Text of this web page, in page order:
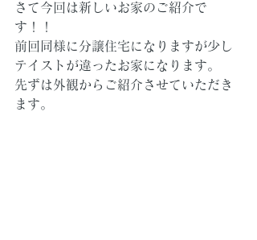
さて今回は新しいお家のご紹介で
す！！
前回同様に分譲住宅になりますが少し
テイストが違ったお家になります。
先ずは外観からご紹介させていただき
ます。